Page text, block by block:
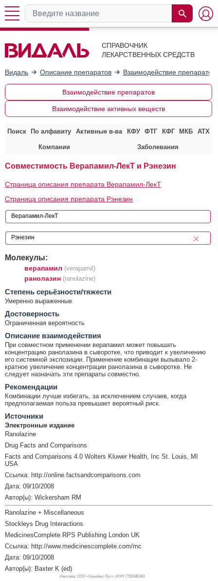
СПРАВОЧНИК
ЛЕКАРСТВЕННЫХ СРЕДСТВ
Видаль Описание препаратов Взаимодействие препаратов
Взаимодействие препаратов
Взаимодействие активных веществ
Поиск По алфавиту Активные в-ва КФУ ФТГ КФГ МКБ АТХ
Компании Заболевания
Совместимость Верапамил-ЛекТ и Рэнезин
Страница описания препарата Верапамил-ЛекТ
Страница описания препарата Рэнезин
Молекулы:
верапамил (verapamil)
ранолазин (ranolazine)
Cтепень серьёзности/тяжести
Умеренно выраженные
Достоверность
Ограниченная вероятность
Описание взаимодействия
При совместном применении верапамил может повышать
концентрацию ранолазина в сыворотке, что приводит к увеличению
его системной экспозиции. Применение комбинации вызывало 2-
кратное увеличение концентрации ранолазина в сыворотке. Не
следует назначать эти препараты совместно.
Рекомендации
Комбинации лучше избегать, за исключением случаев, когда
предполагаемая польза превышает вероятный риск.
Источники
Электронные издание
Ranolazine
Drug Facts and Comparisons
Facts and Comparisons 4.0 Wolters Kluwer Health, Inc St. Louis, MI
USA
Ссылка: http://online.factsandcomparisons.com
Дата: 09/10/2008
Автор(ы): Wickersham RM
Ranolazine + Miscellaneous
Stockleys Drug Interactions
MedicinesComplete RPS Publishing London UK
Ссылка: http://www.medicinescomplete.com/mc
Дата: 09/10/2008
Автор(ы): Baxter K (ed)
Реклама. ООО «Гриндекс Рус», ИНН 7726548343